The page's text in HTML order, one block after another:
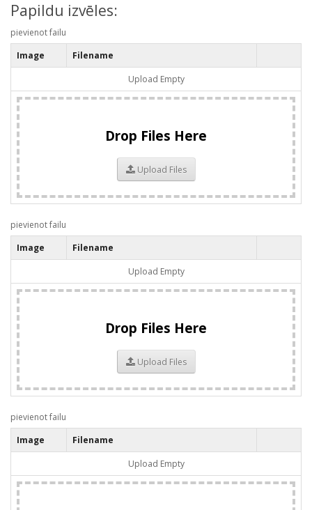
Papildu izvēles:
pievienot failu
Image
Filename
Upload Empty
Drop Files Here
Upload Files
pievienot failu
Image
Filename
Upload Empty
Drop Files Here
Upload Files
pievienot failu
Image
Filename
Upload Empty